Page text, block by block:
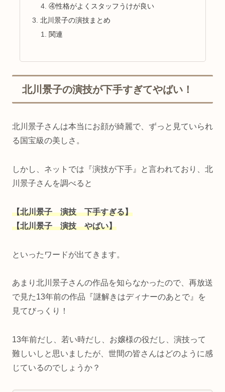
④性格がよくスタッフうけが良い
北川景子の演技まとめ
関連
北川景子の演技が下手すぎてやばい！
北川景子さんは本当にお顔が綺麗で、ずっと見ていられ
る国宝級の美しさ。
しかし、ネットでは『演技が下手』と言われており、北
川景子さんを調べると
【北川景子 演技 下手すぎる】
【北川景子 演技 やばい】
といったワードが出てきます。
あまり北川景子さんの作品を知らなかったので、再放送
で見た13年前の作品『謎解きはディナーのあとで』を
見てびっくり！
13年前だし、若い時だし、お嬢様の役だし、演技って
難しいしと思いましたが、世間の皆さんはどのように感
じているのでしょうか？